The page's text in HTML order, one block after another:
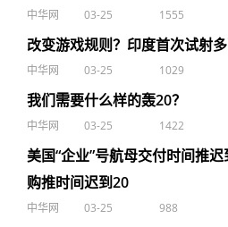
中华网 03-25 1555
改变游戏规则？印度首次试射
中华网 03-25 1029
我们需要什么样的轰20？
中华网 03-25 1422
美国“企业”号航母交付时间推
购推时间迟到20
中华网 03-25 988